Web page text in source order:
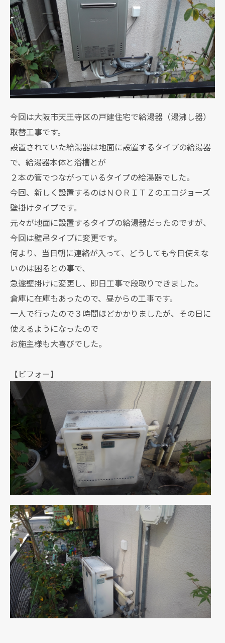
今回は大阪市天王寺区の戸建住宅で給湯器（湯沸し器）
取替工事です。
設置されていた給湯器は地面に設置するタイプの給湯器
で、給湯器本体と浴槽とが
２本の管でつながっているタイプの給湯器でした。
今回、新しく設置するのはＮＯＲＩＴＺのエコジョーズ
壁掛けタイプです。
元々が地面に設置するタイプの給湯器だったのですが、
今回は壁吊タイプに変更です。
何より、当日朝に連絡が入って、どうしても今日使えな
いのは困るとの事で、
急遽壁掛けに変更し、即日工事で段取りできました。
倉庫に在庫もあったので、昼からの工事です。
一人で行ったので３時間ほどかかりましたが、その日に
使えるようになったので
お施主様も大喜びでした。
【ビフォー】